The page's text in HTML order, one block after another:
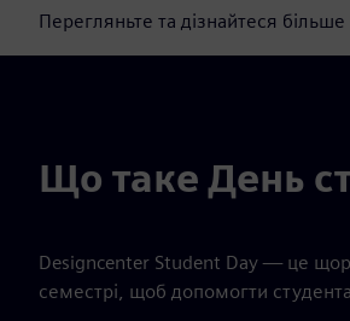
Перегляньте та дізнайтеся
Що таке День
Designcenter Student Day — це
семестрі, щоб допомогти